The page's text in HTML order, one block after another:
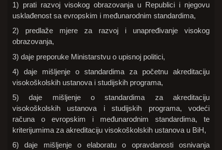
1) prati razvoj visokog obrazovanja u Republici i njegovu
usklađenost sa evropskim i međunarodnim standardima,
2) predlaže mjere za razvoj i unapređivanje visokog
obrazovanja,
3) daje preporuke Ministarstvu o upisnoj politici,
4) daje mišljenje o standardima za početnu akreditaciju
visokoškolskih ustanova i studijskih programa,
5) daje mišljenje o standardima za akreditaciju
visokoškolskih ustanova i studijskih programa, vodeći
računa o evropskim i međunarodnim standardima, te
kriterijumima za akreditaciju visokoškolskih ustanova u BiH,
6) daje mišljenje o elaboratu o opravdanosti osnivanja